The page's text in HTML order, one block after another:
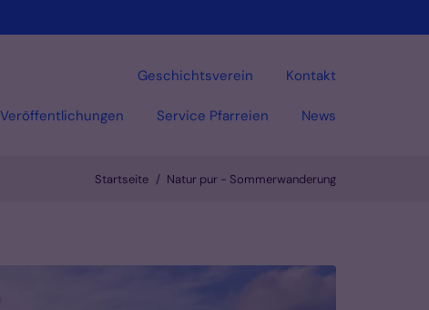
Veröffentlichungen Service Pfarreien News
Geschichtsverein Kontakt
Startseite Natur pur - Sommerwanderung